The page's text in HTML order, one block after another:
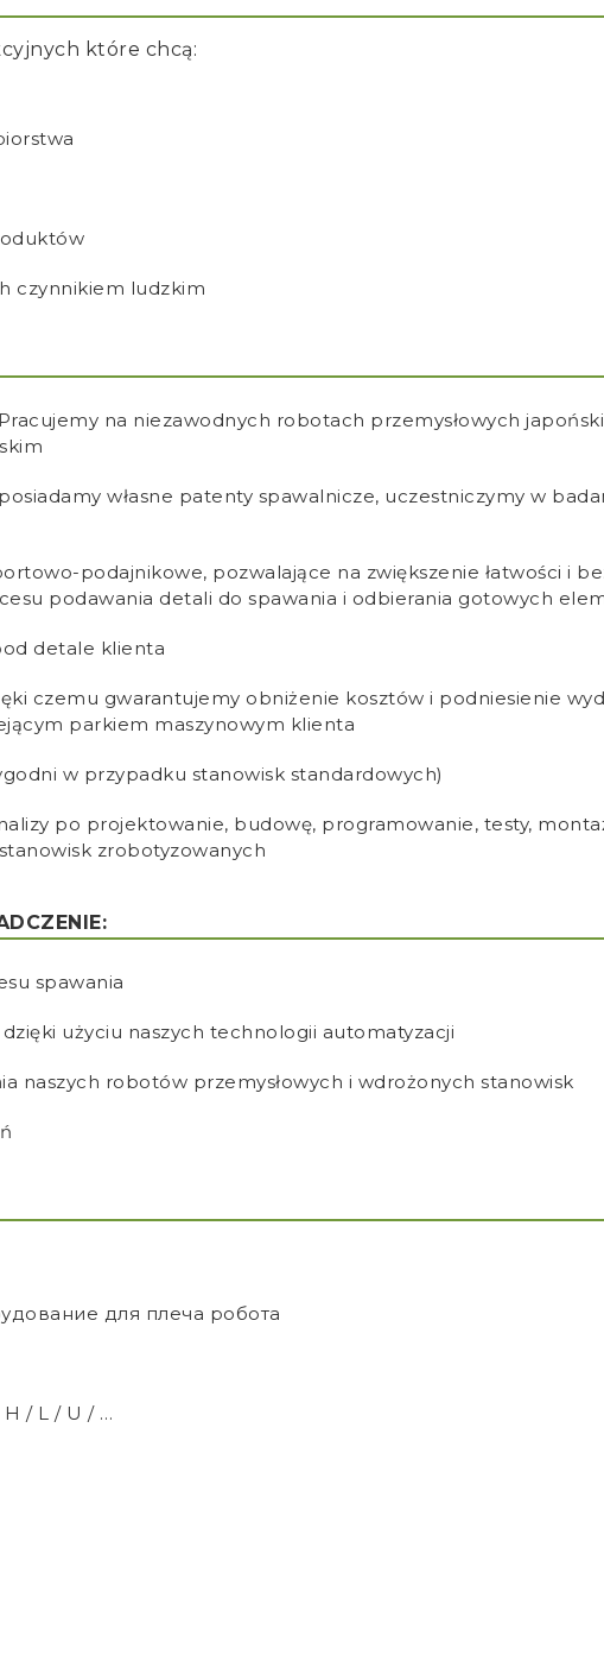
które chcą:
czynnikiem ludzkim
na niezawodnych robotach przemysłowych
własne patenty spawalnicze, uczestniczymy w
podajnikowe, pozwalające na zwiększenie łatwości i
podawania detali do spawania i odbierania gotowych
detale klienta
czemu gwarantujemy obniżenie kosztów i podniesienie
parkiem maszynowym klienta
w przypadku stanowisk standardowych)
po projektowanie, budowę, programowanie, testy,
zrobotyzowanych
spawania
użyciu naszych technologii automatyzacji
naszych robotów przemysłowych i wdrożonych stanowisk
для плеча робота
/ L / U / …